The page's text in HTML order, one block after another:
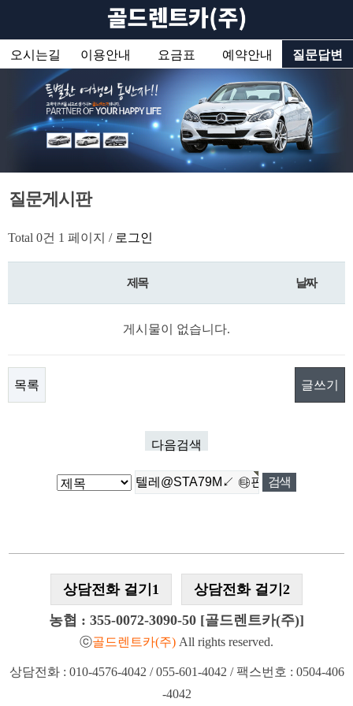
오시는길 이용안내 요금표 예약안내 질문답변
질문게시판
Total 0건 1 페이지 / 로그인
제목 날짜
게시물이 없습니다.
목록 글쓰기
다음검색
상담전화 걸기1
상담전화 걸기2
농협 : 355-0072-3090-50 [골드렌트카(주)]
ⓒ골드렌트카(주) All rights reserved.
상담전화 : 010-4576-4042 / 055-601-4042 / 팩스번호 : 0504-406
-4042